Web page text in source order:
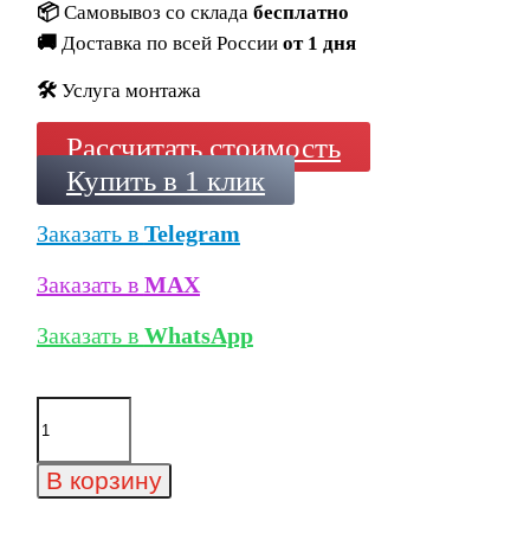
📦 Самовывоз со склада бесплатно
🚚 Доставка по всей России от 1 дня
🛠️ Услуга монтажа
Рассчитать стоимость
Купить в 1 клик
Заказать в Telegram
Заказать в MAX
Заказать в WhatsApp
Количество
товара
Exagres
Metalica
В корзину